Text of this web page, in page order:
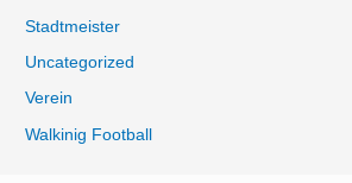
Stadtmeister
Uncategorized
Verein
Walkinig Football